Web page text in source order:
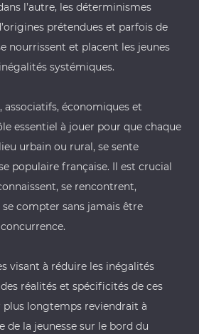
l’autre, les déterminismes
prétendues et parfois de
nourrissent et placent les jeunes
systémiques.
associatifs, économiques et
essentiel à jouer pour que chaque
urbain ou rural, se sente
populaire française. Il est crucial
se rencontrent,
compter sans jamais être
visant à réduire les inégalités
réalités et spécificités de ces
plus longtemps reviendrait à
de la jeunesse sur le bord du